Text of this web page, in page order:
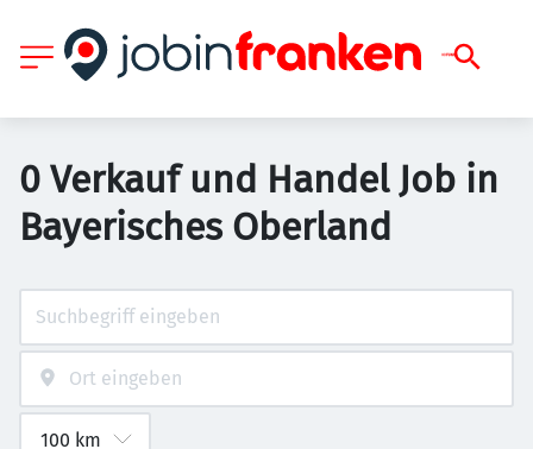
0 Verkauf und Handel Job in
Bayerisches Oberland